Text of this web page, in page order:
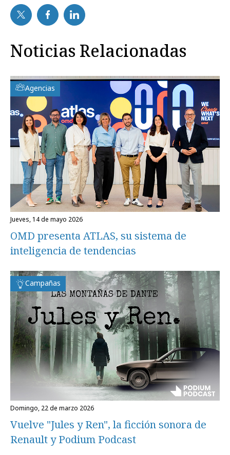
Noticias Relacionadas
Agencias
jueves, 14 de mayo 2026
OMD presenta ATLAS, su sistema de
inteligencia de tendencias
Campañas
domingo, 22 de marzo 2026
Vuelve "Jules y Ren", la ficción sonora de
Renault y Podium Podcast